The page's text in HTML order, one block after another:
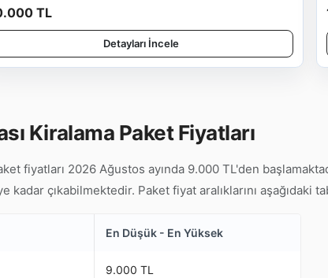
TL
Detayları İncele
Kiralama Paket Fiyatları
fiyatları 2026 Ağustos ayında 9.000 TL'den
kadar çıkabilmektedir. Paket fiyat aralıklarını aşağıdaki
En Düşük - En Yüksek
9.000 TL